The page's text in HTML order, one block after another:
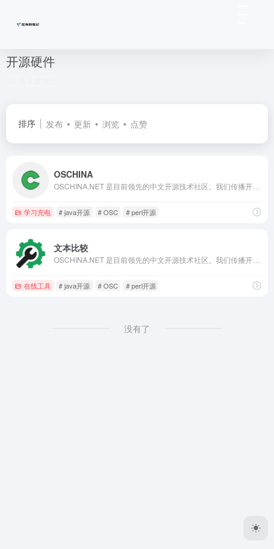
开源硬件
排序 发布 更新 浏览 点赞
OSCHINA
学习充电 # java开源 # OSC # perl开源
文本比较
在线工具 # java开源 # OSC # perl开源
没有了